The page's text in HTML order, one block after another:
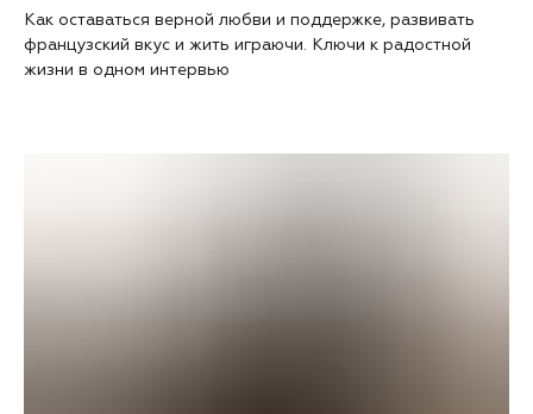
Как оставаться верной любви и поддержке, развивать
французский вкус и жить играючи. Ключи к радостной
жизни в одном интервью